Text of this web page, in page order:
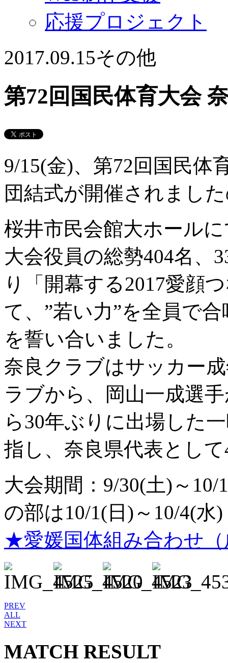
応援プロジェクト
2017.09.15その他
第72回国民体育大会
9/15(金)、第72回国民体
団結式が開催されまし
桜井市民会館大ホール
大会役員の総勢404名、
り「開幕する2017愛顔
て、”若い力”を全員で
を誓い合いました。
奈良クラブはサッカー
ラブから、岡山一成選
ら30年ぶりに出場した
指し、奈良県代表とし
大会期間：9/30(土)～
の部は10/1(日)～10/4(水)
★愛媛国体組み合わせ（
PREV
ALL
NEXT
MATCH RESULT